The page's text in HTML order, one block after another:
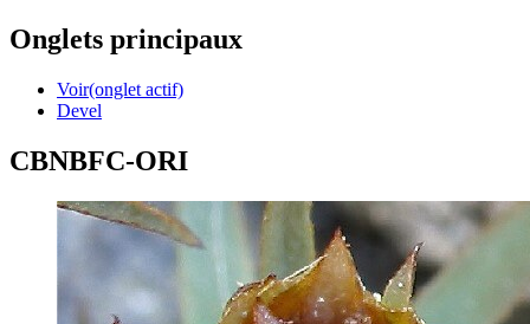
Onglets principaux
Voir(onglet actif)
Devel
CBNBFC-ORI